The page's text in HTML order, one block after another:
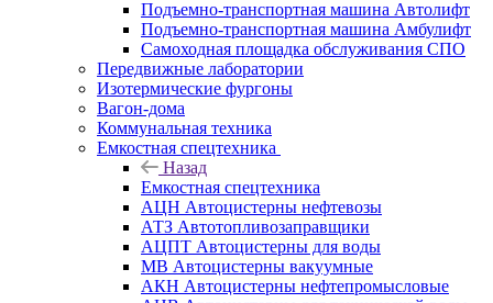
Подъемно-транспортная машина Автолифт
Подъемно-транспортная машина Амбулифт
Самоходная площадка обслуживания СПО
Передвижные лаборатории
Изотермические фургоны
Вагон-дома
Коммунальная техника
Емкостная спецтехника
Назад
Емкостная спецтехника
АЦН Автоцистерны нефтевозы
АТЗ Автотопливозаправщики
АЦПТ Автоцистерны для воды
МВ Автоцистерны вакуумные
АКН Автоцистерны нефтепромысловые